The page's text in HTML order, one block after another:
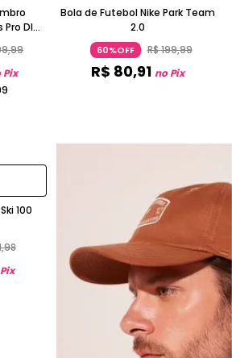
Dlm
,99
Pix
Bola de Futebol Nike Park Team
2.0
60%OFF R$199,99
R$ 80,91 no Pix
100
,98